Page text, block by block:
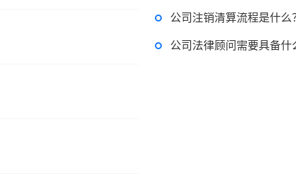
公司注销清算流程是什么？公
公司法律顾问需要具备什么条